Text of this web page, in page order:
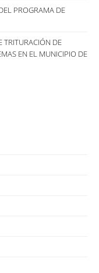
PROGRAMA DE
TRITURACIÓN DE
EN EL MUNICIPIO DE